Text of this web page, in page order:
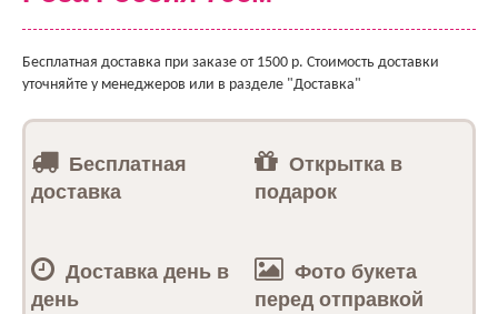
Бесплатная доставка при заказе от 1500 р. Стоимость доставки
уточняйте у менеджеров или в разделе "Доставка"
Бесплатная
доставка
Открытка в
подарок
Доставка день в
день
Фото букета
перед отправкой